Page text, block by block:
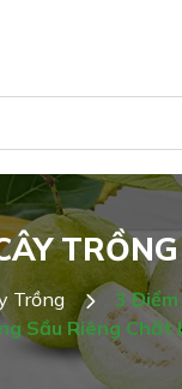
TRỒNG
Trồng
3 Điểm
Sầu Riêng Chất